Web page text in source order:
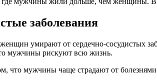
заболевания
умирают от сердечно-сосудистых
мужчины рискуют всю жизнь.
что мужчины чаще страдают от